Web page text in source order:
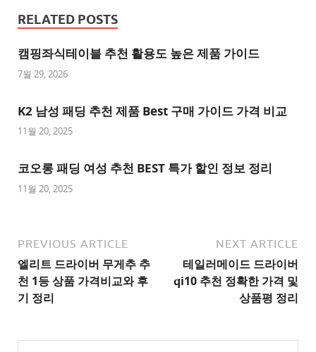
사
이
트
천
사
트
1
사
이
트
2
천
RELATED POSTS
캠핑좌식테이블 추천 활용도 높은 제품 가이드
7월 29, 2026
K2 남성 패딩 추천 제품 Best 구매 가이드 가격 비교
11월 20, 2025
코오롱 패딩 여성 추천 BEST 특가 할인 정보 정리
11월 20, 2025
PREVIOUS ARTICLE
엘리트 드라이버 무게추 추
천 1등 상품 가격비교와 후
기 정리
NEXT ARTICLE
테일러메이드 드라이버
qi10 추천 정확한 가격 및
상품평 정리